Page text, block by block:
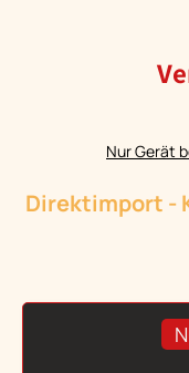
Nur Gerät
Direktimport -